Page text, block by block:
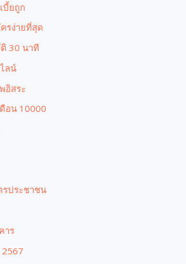
บี้ยถูก
รง่ายที่สุด
30 นาที
ลน์
อิสระ
อน 10000
ประชาชน
าร